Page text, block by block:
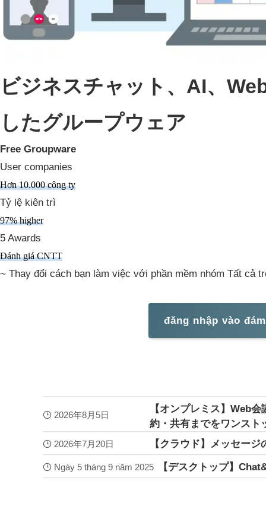
ビジネスチャット、AI、
したグループウェア
Free Groupware
User companies
Hơn 10.000 công ty
Tỷ lệ kiên trì
97% higher
5 Awards
Đánh giá CNTT
~ Thay đổi cách bạn làm việc với phần mềm nhóm Tất cả
đăng nhập vào
2026年8月5日
【オンプレミス】Web
約・共有までをワンスト
2026年7月20日 【クラウド】メッセー
Ngày 5 tháng 9 năm 2025 【デスクトップ】